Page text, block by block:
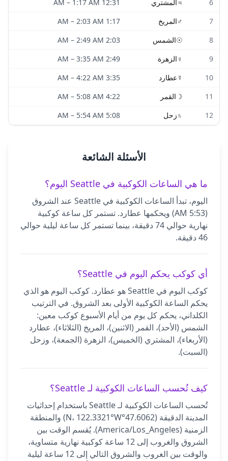
6
♃ المشتري 12:31 AM
– 1:17 AM
7
♂المريخ 1:17 AM
– 2:03 AM
8
☉الشمس 2:03 AM
– 2:49 AM
9
♀ الزهرة 2:49 AM
– 3:35 AM
10
☿ عطارد 3:35 AM
– 4:22 AM
11
☽ القمر 4:22 AM
– 5:08 AM
12
♄ زحل 5:08 AM
– 5:54 AM
الأسئلة الشائعة
ما هي الساعات الكوكبية في Seattle اليوم؟
اليوم، تبدأ الساعات الكوكبية في Seattle عند الشروق
(5:53 AM) ويحكمها عطارد. تستمر كل ساعة كوكبية
نهارية حوالي 74 دقيقة، بينما تستمر كل ساعة ليلية حوالي
46 دقيقة.
أي كوكب يحكم اليوم في Seattle؟
كوكب اليوم في Seattle هو عطارد. كوكب اليوم هو الذي
يحكم الساعة الكوكبية الأولى بعد الشروق. في الترتيب
الكلداني، يحكم كل يوم من أيام الأسبوع كوكب معين:
الشمس (الأحد)، القمر (الاثنين)، المريخ (الثلاثاء)، عطارد
(الأربعاء)، المشتري (الخميس)، الزهرة (الجمعة)، وزحل
(السبت).
كيف تُحسب الساعات الكوكبية لـ Seattle؟
تُحسب الساعات الكوكبية لـ Seattle باستخدام إحداثيات
المدينة الدقيقة (47.6062°N، 122.3321°W) والمنطقة
الزمنية (America/Los_Angeles). يُقسم الوقت بين
الشروق والغروب إلى 12 ساعة كوكبية نهارية متساوية،
والوقت بين الغروب والشروق التالي إلى 12 ساعة ليلية